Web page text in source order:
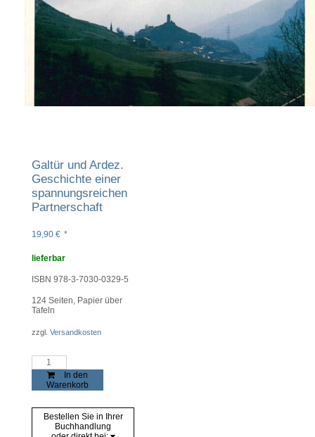
Galtür und Ardez.
Geschichte einer
spannungsreichen
Partnerschaft
19,90 € *
lieferbar
ISBN 978-3-7030-0329-5
124 Seiten, Papier über
Tafeln
zzgl. Versandkosten
Galtür
und
Ardez.
Geschichte
spannungsreichen
Partnerschaft
Menge
In den
Warenkorb
Bestellen Sie in Ihrer
Buchhandlung